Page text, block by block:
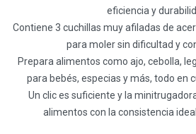
eficiencia y
Contiene 3 cuchillas muy afiladas de
para moler sin dificultad y
Prepara alimentos como ajo, cebolla,
para bebés, especias y más, todo en
Un clic es suficiente y la
alimentos con la consistencia